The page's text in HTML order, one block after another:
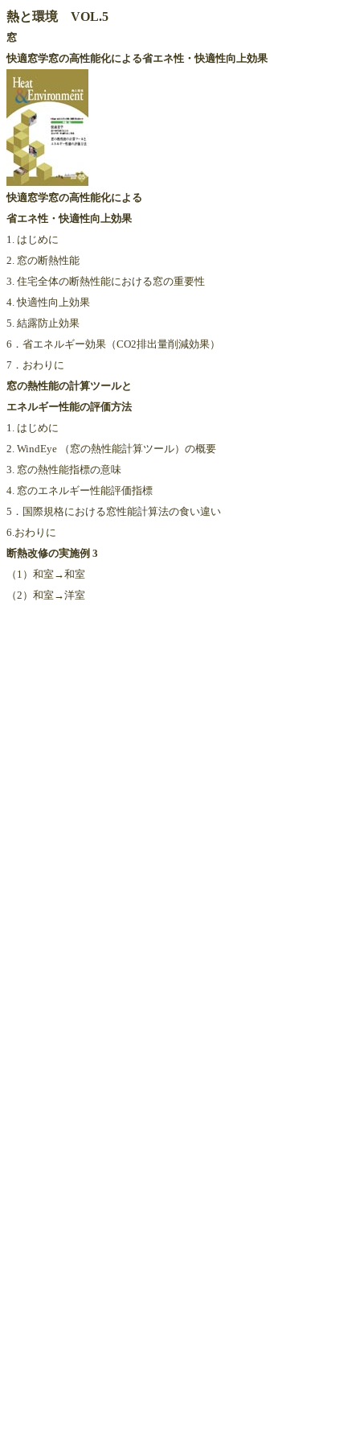
熱と環境 VOL.5
窓
快適窓学窓の高性能化による省エネ性・快適性向上効果
快適窓学窓の高性能化による
省エネ性・快適性向上効果
1. はじめに
2. 窓の断熱性能
3. 住宅全体の断熱性能における窓の重要性
4. 快適性向上効果
5. 結露防止効果
6．省エネルギー効果（CO2排出量削減効果）
7．おわりに
窓の熱性能の計算ツールと
エネルギー性能の評価方法
1. はじめに
2. WindEye （窓の熱性能計算ツール）の概要
3. 窓の熱性能指標の意味
4. 窓のエネルギー性能評価指標
5．国際規格における窓性能計算法の食い違い
6.おわりに
断熱改修の実施例 3
（1）和室→和室
（2）和室→洋室